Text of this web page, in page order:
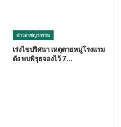
ข่าวอาชญากรรม
เร่งไขปริศนา เหตุตายหมู่โรงแรม
ดัง พบพิรุธจองไว้ 7…